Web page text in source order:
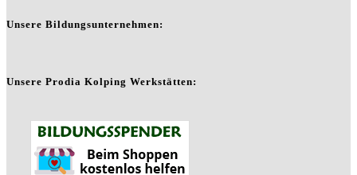
Unsere Bildungsunternehmen:
Unsere Prodia Kolping Werkstätten: